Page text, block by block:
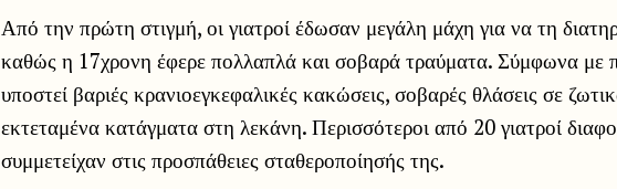
Από την πρώτη στιγμή, οι γιατροί έδωσαν μεγάλη μάχη για να τη
καθώς η 17χρονη έφερε πολλαπλά και σοβαρά τραύματα. Σύμφωνα με
υποστεί βαριές κρανιοεγκεφαλικές κακώσεις, σοβαρές θλάσεις σε
εκτεταμένα κατάγματα στη λεκάνη. Περισσότεροι από 20 γιατροί
συμμετείχαν στις προσπάθειες σταθεροποίησής της.